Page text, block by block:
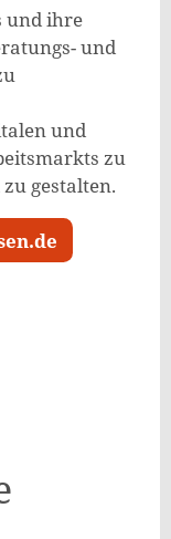
und ihre
und
und
zu
gestalten.